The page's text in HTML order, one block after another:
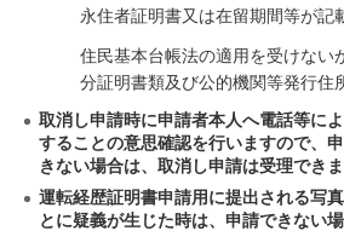
永住者証明書又は在留期間等が記
住民基本台帳法の適用を受けない
分証明書類及び公的機関等発行住
取消し申請時に申請者本人へ電話等に
することの意思確認を行いますので、
きない場合は、取消し申請は受理できま
運転経歴証明書申請用に提出される写
とに疑義が生じた時は、申請できない場